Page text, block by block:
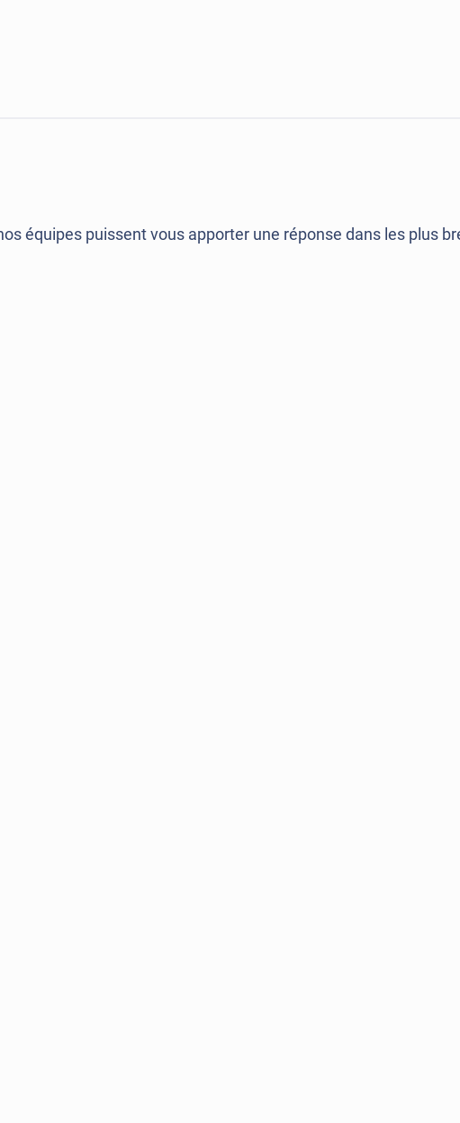
équipes puissent vous apporter une réponse dans les plus